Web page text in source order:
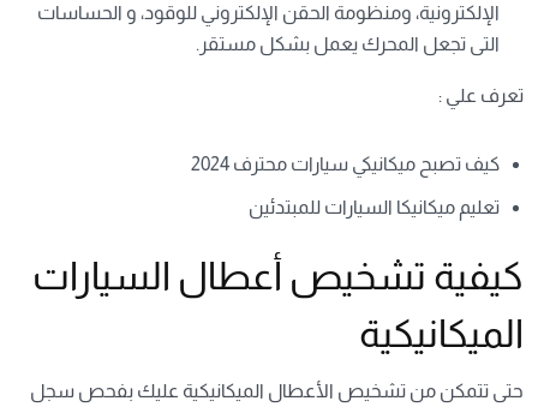
الإلكترونية، ومنظومة الحقن الإلكتروني للوقود، و الحساسات
التى تجعل المحرك يعمل بشكل مستقر.
تعرف علي :
كيف تصبح ميكانيكي سيارات محترف 2024
تعليم ميكانيكا السيارات للمبتدئين
كيفية تشخيص أعطال السيارات
الميكانيكية
حتى تتمكن من تشخيص الأعطال الميكانيكية عليك بفحص سجل